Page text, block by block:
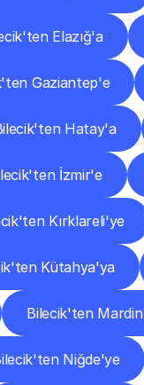
Elazığ'a
Gaziantep'e
Hatay'a
İzmir'e
Kırklareli'ye
Kütahya'ya
Bilecik'ten
Niğde'ye